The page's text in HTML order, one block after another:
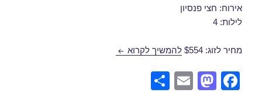
אירוח: חצי פנסיון
לילות: 4
מחיר לזוג: $554 להמשיך לקרוא חבילת נופש לורנה בנובמבר 10/11/2019
F
M
E